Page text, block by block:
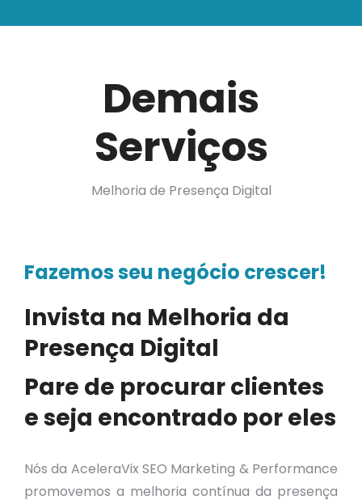
Demais
Serviços
Melhoria de Presença Digital
Fazemos seu negócio crescer!
Invista na Melhoria da
Presença Digital
Pare de procurar clientes
e seja encontrado por eles
Nós da AceleraVix SEO Marketing & Performance
promovemos a melhoria contínua da presença